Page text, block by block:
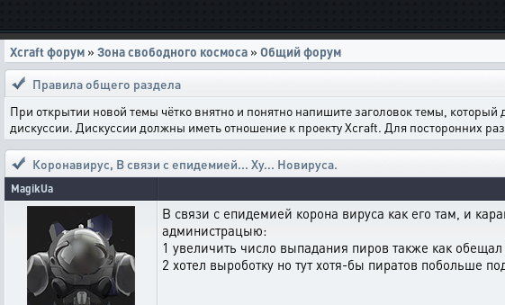
Xcraft форум » Зона свободного космоса » Общий форум
Правила общего раздела
При открытии новой темы чётко внятно и понятно напишите заголовок темы,
дискуссии. Дискуссии должны иметь отношение к проекту Xcraft. Для посторонних
Коронавирус, В связи с епидемией... Ху... Новируса.
MagikUa
В связи с епидемией корона вируса как его там, и
администрацыю:
1 увеличить число выпадания пиров также как
2 хотел выроботку но тут хотя-бы пиратов побольше